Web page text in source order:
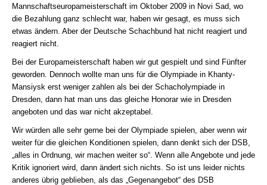
Mannschaftseuropameisterschaft im Oktober 2009 in Novi Sad, wo
die Bezahlung ganz schlecht war, haben wir gesagt, es muss sich
etwas ändern. Aber der Deutsche Schachbund hat nicht reagiert und
reagiert nicht.
Bei der Europameisterschaft haben wir gut gespielt und sind Fünfter
geworden. Dennoch wollte man uns für die Olympiade in Khanty-
Mansiysk erst weniger zahlen als bei der Schacholympiade in
Dresden, dann hat man uns das gleiche Honorar wie in Dresden
angeboten und das war nicht akzeptabel.
Wir würden alle sehr gerne bei der Olympiade spielen, aber wenn wir
weiter für die gleichen Konditionen spielen, dann denkt sich der DSB,
„alles in Ordnung, wir machen weiter so“. Wenn alle Angebote und jede
Kritik ignoriert wird, dann ändert sich nichts. So ist uns leider nichts
anderes übrig geblieben, als das „Gegenangebot“ des DSB